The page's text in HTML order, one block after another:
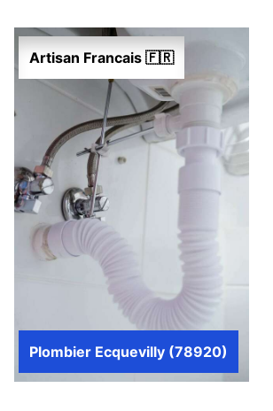
Artisan Francais 🇫🇷
Plombier Ecquevilly (78920)